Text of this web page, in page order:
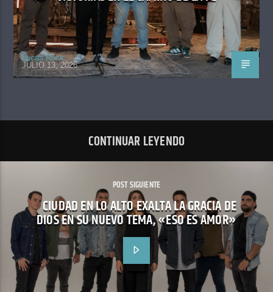
Lucas Rock
JULIO 13, 2026
CONTINUAR LEYENDO
POST SIGUIENTE
CIUDAD EN LO ALTO EXALTA LA GRACIA DE
DIOS EN SU NUEVO TEMA, «ESO ES AMOR»